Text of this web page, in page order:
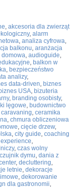
, akcesoria dla zwierząt
, alarm
, analiza cyfrowa,
balkonu, aranżacja
domowa, audioguide,
, balkon w
, bezpieczeństwo
analizy,
data-driven, biznes
USA, bizuteria
, branding osobisty,
lęgowe, budownictwo
caravaning, ceramika
, chmura obliczeniowa
, cięcie drzew,
, city guide, coaching
,
, czas wolny
czujnik dymu, dania z
, decluttering,
letnie, dekoracje
, dekorowanie
dla gastronomii,